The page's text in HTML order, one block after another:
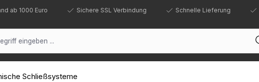
ab 1000 Euro Sichere SSL Verbindung Schnelle Lieferung
Schließsysteme